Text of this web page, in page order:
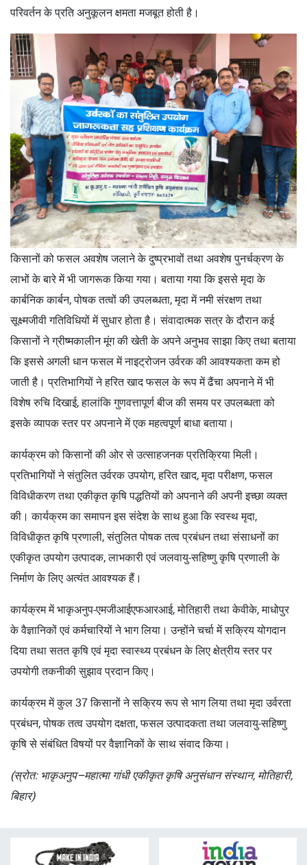
परिवर्तन के प्रति अनुकूलन क्षमता मजबूत होती है।
किसानों को फसल अवशेष जलाने के दुष्प्रभावों तथा अवशेष पुनर्चक्रण के
लाभों के बारे में भी जागरूक किया गया। बताया गया कि इससे मृदा के
कार्बनिक कार्बन, पोषक तत्वों की उपलब्धता, मृदा में नमी संरक्षण तथा
सूक्ष्मजीवी गतिविधियों में सुधार होता है। संवादात्मक सत्र के दौरान कई
किसानों ने ग्रीष्मकालीन मूंग की खेती के अपने अनुभव साझा किए तथा बताया
कि इससे अगली धान फसल में नाइट्रोजन उर्वरक की आवश्यकता कम हो
जाती है। प्रतिभागियों ने हरित खाद फसल के रूप में ढैंचा अपनाने में भी
विशेष रुचि दिखाई, हालांकि गुणवत्तापूर्ण बीज की समय पर उपलब्धता को
इसके व्यापक स्तर पर अपनाने में एक महत्वपूर्ण बाधा बताया।
कार्यक्रम को किसानों की ओर से उत्साहजनक प्रतिक्रिया मिली।
प्रतिभागियों ने संतुलित उर्वरक उपयोग, हरित खाद, मृदा परीक्षण, फसल
विविधीकरण तथा एकीकृत कृषि पद्धतियों को अपनाने की अपनी इच्छा व्यक्त
की। कार्यक्रम का समापन इस संदेश के साथ हुआ कि स्वस्थ मृदा,
विविधीकृत कृषि प्रणाली, संतुलित पोषक तत्व प्रबंधन तथा संसाधनों का
एकीकृत उपयोग उत्पादक, लाभकारी एवं जलवायु-सहिष्णु कृषि प्रणाली के
निर्माण के लिए अत्यंत आवश्यक हैं।
कार्यक्रम में भाकृअनुप-एमजीआईएफआरआई, मोतिहारी तथा केवीके, माधोपुर
के वैज्ञानिकों एवं कर्मचारियों ने भाग लिया। उन्होंने चर्चा में सक्रिय योगदान
दिया तथा सतत कृषि एवं मृदा स्वास्थ्य प्रबंधन के लिए क्षेत्रीय स्तर पर
उपयोगी तकनीकी सुझाव प्रदान किए।
कार्यक्रम में कुल 37 किसानों ने सक्रिय रूप से भाग लिया तथा मृदा उर्वरता
प्रबंधन, पोषक तत्व उपयोग दक्षता, फसल उत्पादकता तथा जलवायु-सहिष्णु
कृषि से संबंधित विषयों पर वैज्ञानिकों के साथ संवाद किया।
(स्रोत: भाकृअनुप–महात्मा गांधी एकीकृत कृषि अनुसंधान संस्थान, मोतिहारी,
बिहार)